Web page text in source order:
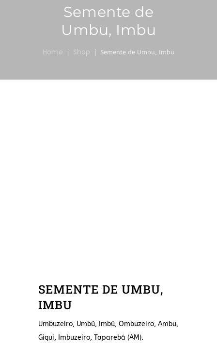
Semente de
Umbu, Imbu
Home Shop Semente de Umbu, Imbu
SEMENTE DE UMBU,
IMBU
Umbuzeiro, Umbú, Imbú, Ombuzeiro, Ambu,
Giqui, Imbuzeiro, Taparebá (AM).